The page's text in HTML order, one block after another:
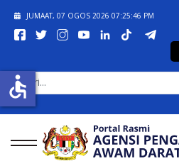
JUMAAT, 07 OGOS 2026 07:25:46 PM
CARI...
accessible